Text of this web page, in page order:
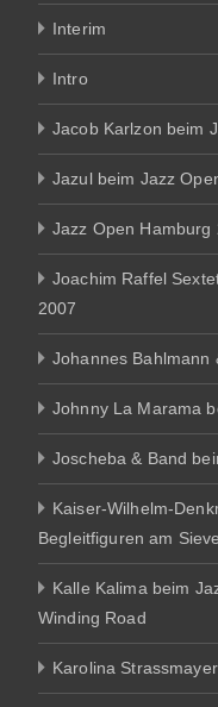
Interim
Intro
Jacob Karlzon beim
Jazul beim Jazz
Jazz Open Hamburg
Joachim Raffel
2007
Johannes Bahlmann
Johnny La Marama
Joscheba & Band
Kaiser-Wilhelm-
Begleitfiguren am
Kalle Kalima beim
Winding Road
Karolina